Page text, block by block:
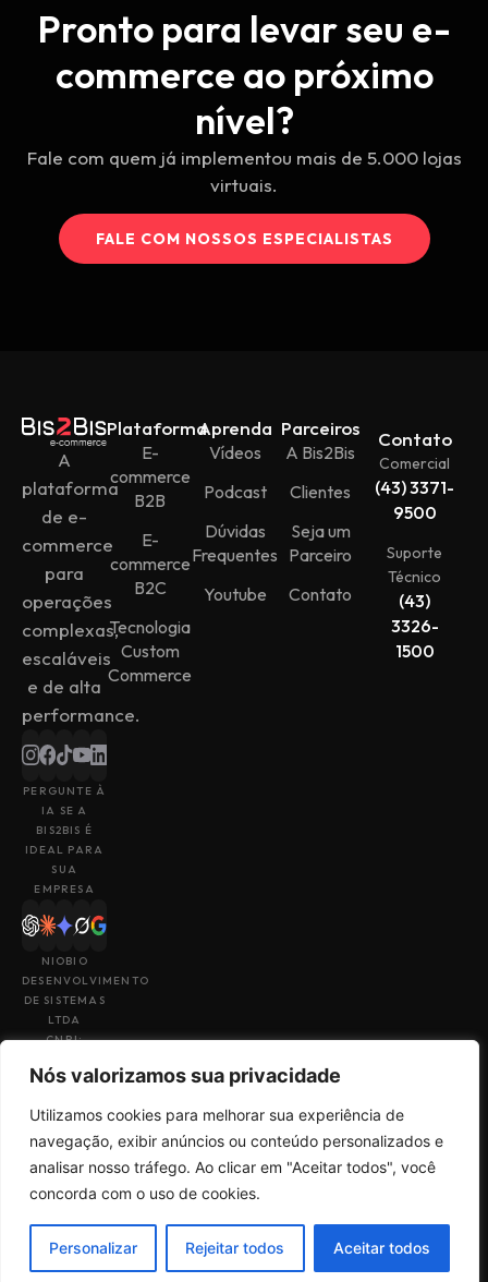
Nós valorizamos sua privacidade
Utilizamos cookies para melhorar sua experiência de
navegação, exibir anúncios ou conteúdo personalizados e
analisar nosso tráfego. Ao clicar em "Aceitar todos", você
concorda com o uso de cookies.
Personalizar Rejeitar todos Aceitar todos
Pronto para levar seu e-
commerce ao próximo
nível?
Fale com quem já implementou mais de 5.000 lojas
virtuais.
FALE COM NOSSOS ESPECIALISTAS
A
plataforma
de e-
commerce
para
operações
complexas,
escaláveis
e de alta
performance.
PERGUNTE À
IA SE A
BIS2BIS É
IDEAL PARA
SUA
EMPRESA
NIOBIO
DESENVOLVIMENTO
DE SISTEMAS
LTDA
CNPJ:
49
Plataforma
E-
commerce
B2B
E-
commerce
B2C
Tecnologia
Custom
Commerce
Aprenda
Vídeos
Podcast
Dúvidas
Frequentes
Youtube
Parceiros
A Bis2Bis
Clientes
Seja um
Parceiro
Contato
Contato
Comercial
(43) 3371-
9500
Suporte
Técnico
(43)
3326-
1500
Uma empresa do
grupoBig4Tech
Termos de Uso
Privacidade